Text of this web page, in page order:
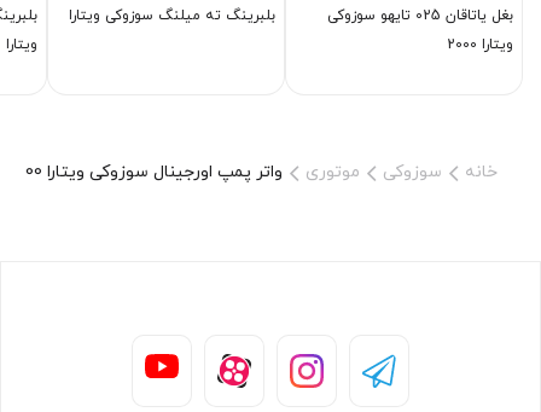
بغل یاتاقان 025 تایهو سوزوکی
ویتارا 2000
بلبرینگ ته میلنگ سوزوکی ویتارا
ویتارا
خانه سوزوکی موتوری واتر پمپ اورجینال سوزوکی ویتارا 2000